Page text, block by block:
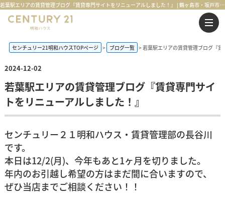
若葉駅エリアの賃貸管理ブログ『賃貸専門サイトをリニューアルしました！』 | 鶴ヶ島市・坂戸市・東松山市・川越市の不動産購入・不動産売却のことならセンチュリー21明和ハウス
センチュリー21明和ハウスTOPページ ブログ一覧 若葉駅エリアの賃貸管理ブログ『
2024-12-02
若葉駅エリアの賃貸管理ブログ『賃貸専門サイ
トをリニューアルしました！』
センチュリー２１明和ハウス・賃貸管理部の長谷川
です。
本日は12/2(月)、今年もあと1ヶ月を切りました。
年内のお引越し希望の方はまだ間に合いますので、
ぜひ当店までご相談ください！！